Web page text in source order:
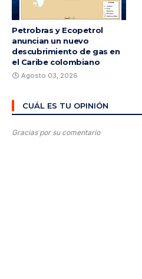
Petrobras y Ecopetrol
anuncian un nuevo
descubrimiento de gas en
el Caribe colombiano
Agosto 03, 2026
CUÁL ES TU OPINIÓN
Gracias por su comentario